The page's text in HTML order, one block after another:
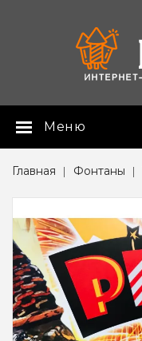
Меню
Главная Фонтаны